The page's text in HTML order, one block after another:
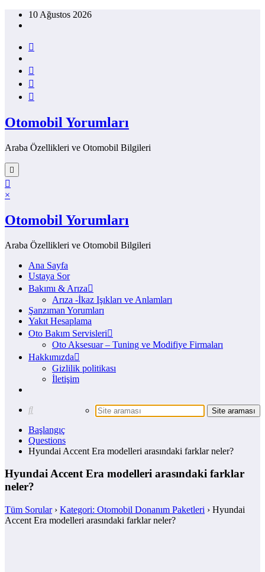
İçeriğe10 Ağustos 2026
Otomobil Yorumları
Araba Özellikleri ve Otomobil Bilgileri
×
Otomobil Yorumları
Araba Özellikleri ve Otomobil Bilgileri
Ana Sayfa
Ustaya Sor
Bakımı & Arıza
Arıza -İkaz Işıkları ve Anlamları
Şanzıman Yorumları
Yakıt Hesaplama
Oto Bakım Servisleri
Oto Aksesuar – Tuning ve Modifiye Firmaları
Hakkımızda
Gizlilik politikası
İletişim
Başlangıç
Questions
Hyundai Accent Era modelleri arasındaki farklar neler?
Hyundai Accent Era modelleri arasındaki farklar
neler?
Tüm Sorular› Kategori: Otomobil Donanım Paketleri › Hyundai
Accent Era modelleri arasındaki farklar neler?